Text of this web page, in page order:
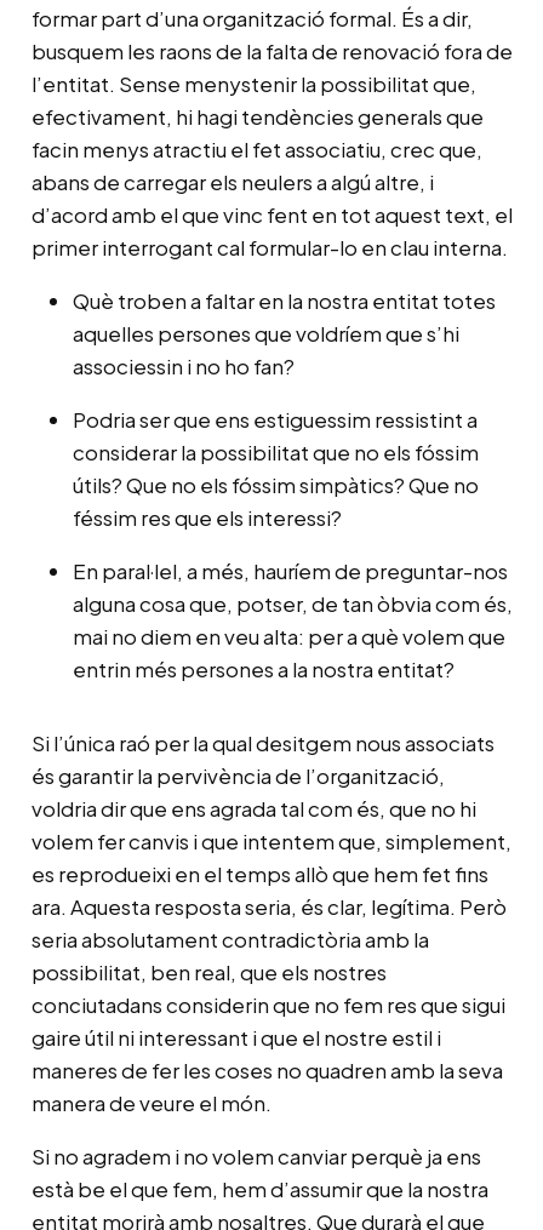
formar part d’una organització formal. És a dir,
busquem les raons de la falta de renovació fora de
l’entitat. Sense menystenir la possibilitat que,
efectivament, hi hagi tendències generals que
facin menys atractiu el fet associatiu, crec que,
abans de carregar els neulers a algú altre, i
d’acord amb el que vinc fent en tot aquest text, el
primer interrogant cal formular-lo en clau interna.
Què troben a faltar en la nostra entitat totes
aquelles persones que voldríem que s’hi
associessin i no ho fan?
Podria ser que ens estiguessim ressistint a
considerar la possibilitat que no els fóssim
útils? Que no els fóssim simpàtics? Que no
féssim res que els interessi?
En paral·lel, a més, hauríem de preguntar-nos
alguna cosa que, potser, de tan òbvia com és,
mai no diem en veu alta: per a què volem que
entrin més persones a la nostra entitat?
Si l’única raó per la qual desitgem nous associats
és garantir la pervivència de l’organització,
voldria dir que ens agrada tal com és, que no hi
volem fer canvis i que intentem que, simplement,
es reprodueixi en el temps allò que hem fet fins
ara. Aquesta resposta seria, és clar, legítima. Però
seria absolutament contradictòria amb la
possibilitat, ben real, que els nostres
conciutadans considerin que no fem res que sigui
gaire útil ni interessant i que el nostre estil i
maneres de fer les coses no quadren amb la seva
manera de veure el món.
Si no agradem i no volem canviar perquè ja ens
està be el que fem, hem d’assumir que la nostra
entitat morirà amb nosaltres. Que durarà el que